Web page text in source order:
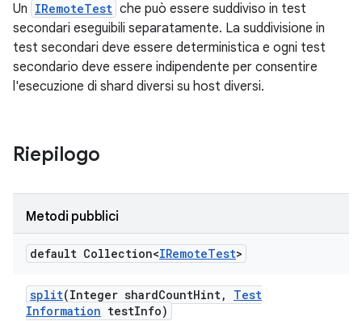
Un IRemoteTest che può essere suddiviso in test
secondari eseguibili separatamente. La suddivisione in
test secondari deve essere deterministica e ogni test
secondario deve essere indipendente per consentire
l'esecuzione di shard diversi su host diversi.
Riepilogo
Metodi pubblici
default Collection<IRemoteTest>
split(Integer shardCountHint,
Test
Information testInfo)